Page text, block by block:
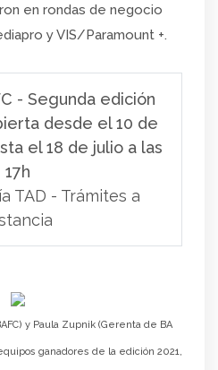
en rondas de negocio
y VIS/Paramount +.
- Segunda edición
desde el 10 de
el 18 de julio a las
17h
TAD - Trámites a
y Paula Zupnik (Gerenta de BA
ganadores de la edición 2021,